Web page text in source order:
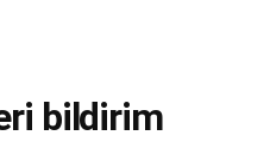
bildirim